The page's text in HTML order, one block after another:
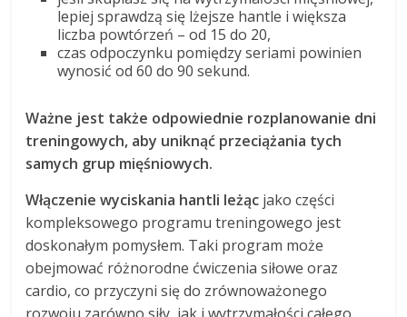
lepiej sprawdzą się lżejsze hantle i większa
liczba powtórzeń – od 15 do 20,
czas odpoczynku pomiędzy seriami powinien
wynosić od 60 do 90 sekund.
Ważne jest także odpowiednie rozplanowanie dni
treningowych, aby uniknąć przeciążania tych
samych grup mięśniowych.
Włączenie wyciskania hantli leżąc jako części
kompleksowego programu treningowego jest
doskonałym pomysłem. Taki program może
obejmować różnorodne ćwiczenia siłowe oraz
cardio, co przyczyni się do zrównoważonego